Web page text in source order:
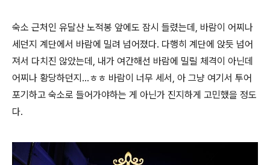
숙소 근처인 유달산 노적봉 앞에도 잠시 들렸는데, 바람이 어찌나
세던지 계단에서 바람에 밀려 넘어졌다. 다행히 계단에 앉듯 넘어
져서 다치진 않았는데, 내가 여간해선 바람에 밀릴 체격이 아닌데
어찌나 황당하던지...ㅎㅎ 바람이 너무 세서, 아 그냥 여기서 투어
포기하고 숙소로 들어가야하는 게 아닌가 진지하게 고민했을 정도
다.